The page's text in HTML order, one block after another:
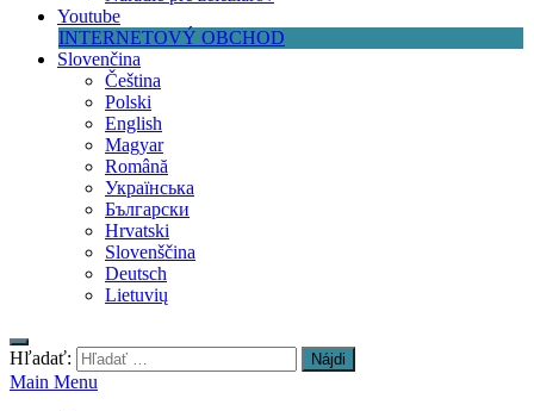
Youtube
INTERNETOVÝ OBCHOD
Slovenčina
Čeština
Polski
English
Magyar
Română
Українська
Български
Hrvatski
Slovenščina
Deutsch
Lietuvių
Hľadať:
Main Menu